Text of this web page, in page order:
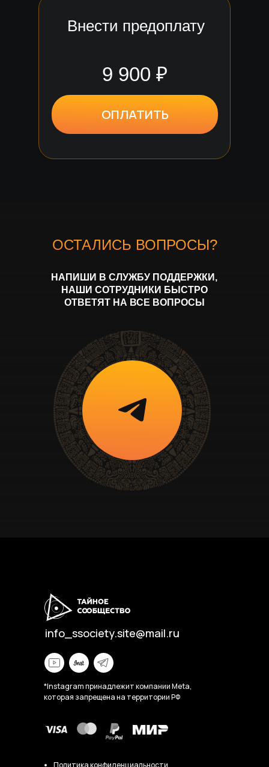
9 900 ₽
Внести предоплату
ОПЛАТИТЬ
ОСТАЛИСЬ ВОПРОСЫ?
НАПИШИ В СЛУЖБУ ПОДДЕРЖКИ,
НАШИ СОТРУДНИКИ БЫСТРО
ОТВЕТЯТ НА ВСЕ ВОПРОСЫ
Политика конфиденциальности
info_ssociety.site@mail.ru
*Instagram принадлежит компании Meta,
которая запрещена на территории РФ